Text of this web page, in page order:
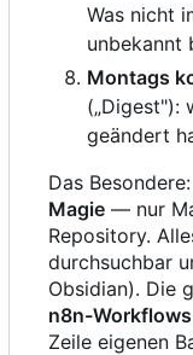
Was nicht
unbekannt
Montags
(„Digest"):
geändert
Das Besondere:
Magie — nur
Repository.
durchsuchbar
Obsidian). Die
n8n-Workflows
Zeile eigenen